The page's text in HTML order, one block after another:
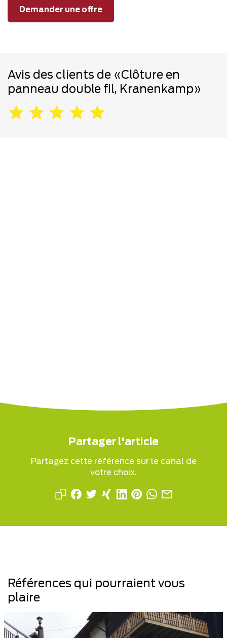
Demander une offre
Avis des clients de «Clôture en
panneau double fil, Kranenkamp»
Partager l'article
Partagez cette référence sur le canal de
votre choix.
Références qui pourraient vous
plaire